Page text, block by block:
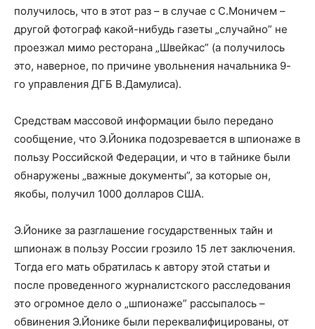
получилось, что в этот раз – в случае с С.Моничем –
другой фотограф какой-нибудь газеты „случайно” не
проезжал мимо ресторана „Швейкас” (а получилось
это, наверное, по причине увольнения начальника 9-
го управления ДГБ В.Дамулиса).
Средствам массовой информации было передано
сообщение, что Э.Йоника подозревается в шпионаже в
пользу Российской Федерации, и что в тайнике были
обнаружены „важные документы”, за которые он,
якобы, получил 1000 долларов США.
Э.Йонике за разглашение государственных тайн и
шпионаж в пользу России грозило 15 лет заключения.
Тогда его мать обратилась к автору этой статьи и
после проведенного журналистского расследования
это огромное дело о „шпионаже” рассыпалось –
обвинения Э.Йонике были переквалифицированы, от